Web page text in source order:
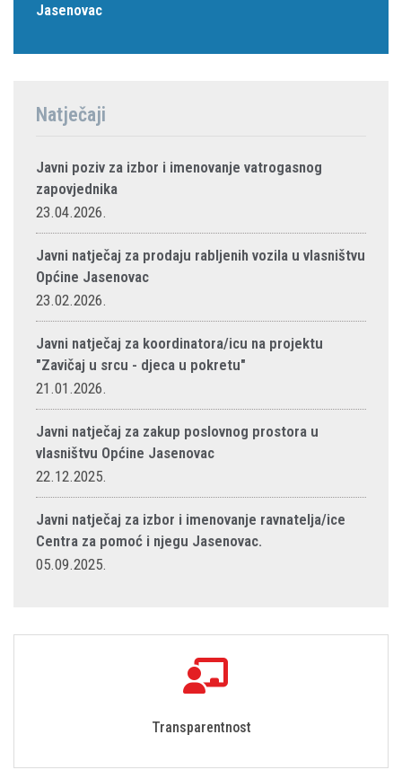
Jasenovac
Natječaji
Javni poziv za izbor i imenovanje vatrogasnog
zapovjednika
23.04.2026.
Javni natječaj za prodaju rabljenih vozila u vlasništvu
Općine Jasenovac
23.02.2026.
Javni natječaj za koordinatora/icu na projektu
"Zavičaj u srcu - djeca u pokretu"
21.01.2026.
Javni natječaj za zakup poslovnog prostora u
vlasništvu Općine Jasenovac
22.12.2025.
Javni natječaj za izbor i imenovanje ravnatelja/ice
Centra za pomoć i njegu Jasenovac.
05.09.2025.
Transparentnost